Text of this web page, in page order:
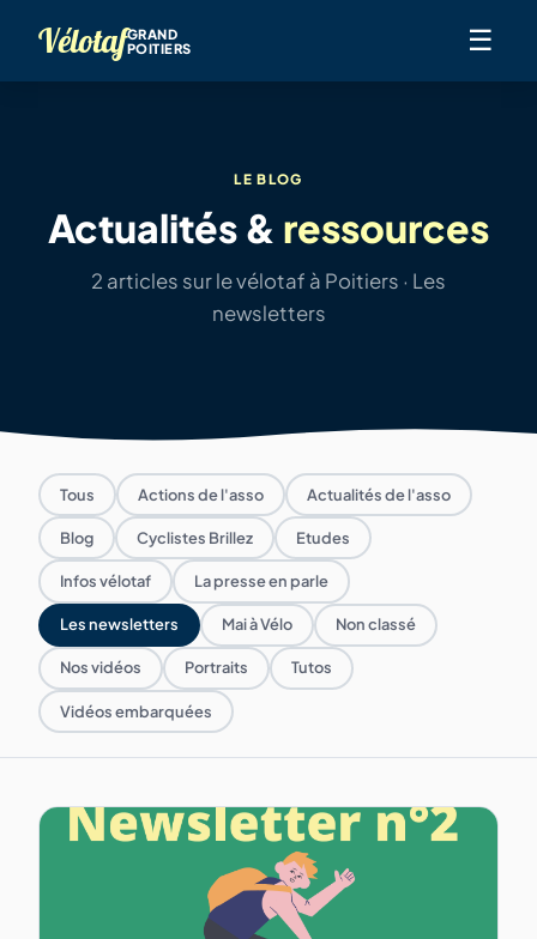
VélotafGRAND
POITIERS
☰
LE BLOG
Actualités & ressources
2 articles sur le vélotaf à Poitiers · Les
newsletters
Tous Actions de l'asso Actualités de l'asso
Blog Cyclistes Brillez Etudes
Infos vélotaf La presse en parle
Les newsletters Mai à Vélo Non classé
Nos vidéos Portraits Tutos
Vidéos embarquées